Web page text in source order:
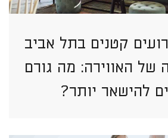
קטנים בתל אביב
של האווירה: מה גורם
להישאר יותר?